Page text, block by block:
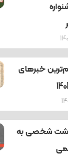
خبرهای
شخصی به